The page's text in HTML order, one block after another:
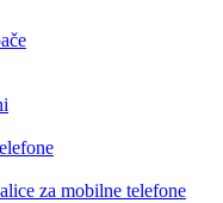
za mobilne telefone